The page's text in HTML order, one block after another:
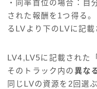
・同率首位の場合：自
された報酬を1つ得る
るLVより下のLVに記載
LV4,LV5に記載された
そのトラック内の 異な
同じLVの資源を2回選